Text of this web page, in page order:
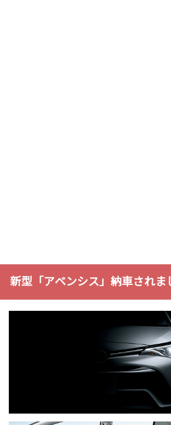
新型「アベンシス」納車されま